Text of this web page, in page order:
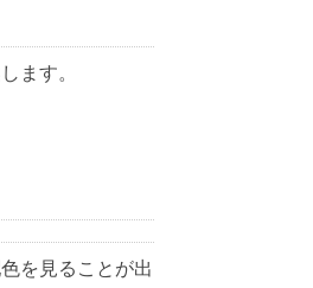
ます。
を見ることが出